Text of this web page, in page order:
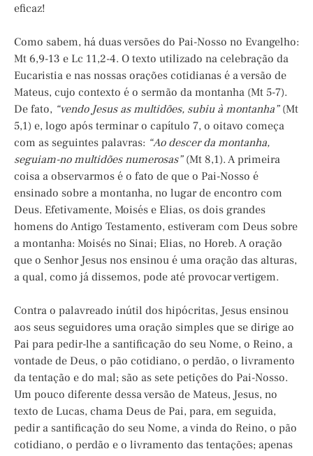
eficaz!
Como sabem, há duas versões do Pai-Nosso no Evangelho:
Mt 6,9-13 e Lc 11,2-4. O texto utilizado na celebração da
Eucaristia e nas nossas orações cotidianas é a versão de
Mateus, cujo contexto é o sermão da montanha (Mt 5-7).
De fato, “vendo Jesus as multidões, subiu à montanha” (Mt
5,1) e, logo após terminar o capítulo 7, o oitavo começa
com as seguintes palavras: “Ao descer da montanha,
seguiam-no multidões numerosas” (Mt 8,1). A primeira
coisa a observarmos é o fato de que o Pai-Nosso é
ensinado sobre a montanha, no lugar de encontro com
Deus. Efetivamente, Moisés e Elias, os dois grandes
homens do Antigo Testamento, estiveram com Deus sobre
a montanha: Moisés no Sinai; Elias, no Horeb. A oração
que o Senhor Jesus nos ensinou é uma oração das alturas,
a qual, como já dissemos, pode até provocar vertigem.
Contra o palavreado inútil dos hipócritas, Jesus ensinou
aos seus seguidores uma oração simples que se dirige ao
Pai para pedir-lhe a santificação do seu Nome, o Reino, a
vontade de Deus, o pão cotidiano, o perdão, o livramento
da tentação e do mal; são as sete petições do Pai-Nosso.
Um pouco diferente dessa versão de Mateus, Jesus, no
texto de Lucas, chama Deus de Pai, para, em seguida,
pedir a santificação do seu Nome, a vinda do Reino, o pão
cotidiano, o perdão e o livramento das tentações; apenas